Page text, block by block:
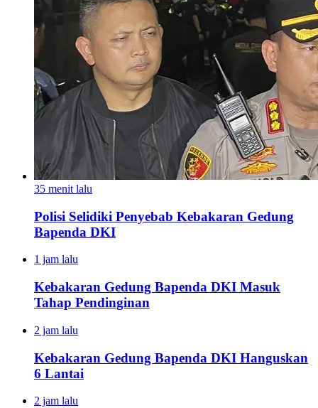
35 menit lalu
Polisi Selidiki Penyebab Kebakaran Gedung
Bapenda DKI
1 jam lalu
Kebakaran Gedung Bapenda DKI Masuk
Tahap Pendinginan
2 jam lalu
Kebakaran Gedung Bapenda DKI Hanguskan
6 Lantai
2 jam lalu